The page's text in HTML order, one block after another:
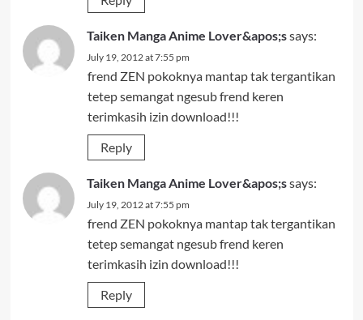
Taiken Manga Anime Lover&apos;ssays:
July 19, 2012 at 7:55 pm
frend ZEN pokoknya mantap tak tergantikan
tetep semangat ngesub frend keren
terimkasih izin download!!!
Reply
Taiken Manga Anime Lover&apos;ssays:
July 19, 2012 at 7:55 pm
frend ZEN pokoknya mantap tak tergantikan
tetep semangat ngesub frend keren
terimkasih izin download!!!
Reply